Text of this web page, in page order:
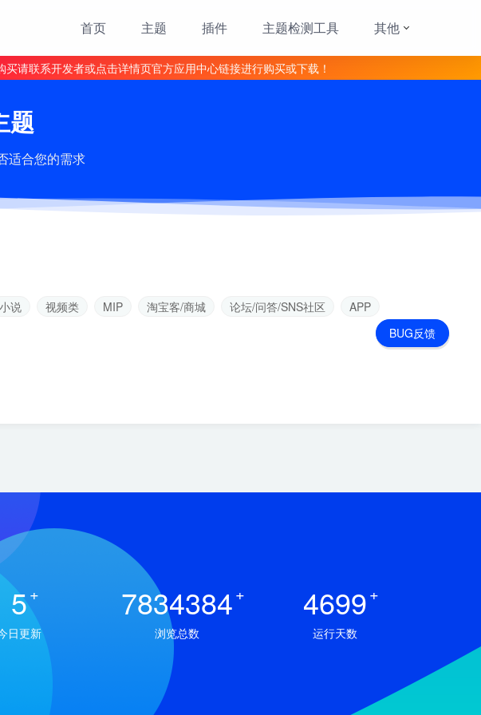
首页 主题 插件 主题检测工具 其他
请联系开发者或点击详情页官方应用中心链接进行购买或下载！
题
适合您的需求
小说 视频类 MIP 淘宝客/商城 论坛/问答/SNS社区
APP
5+
日更新
7834384+
浏览总数
4699+
运行天数
BUG反馈